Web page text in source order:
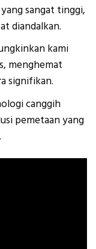
sangat tinggi,
diandalkan.
kami
menghemat
signifikan.
canggih
pemetaan yang